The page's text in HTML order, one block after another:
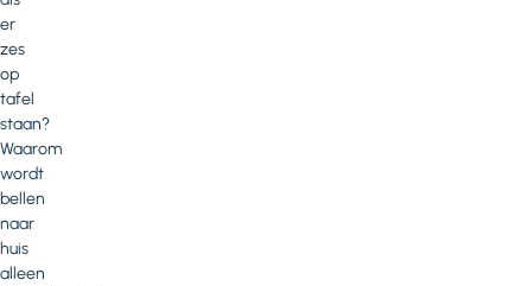
er
zes
op
tafel
staan?
Waarom
wordt
bellen
naar
huis
alleen